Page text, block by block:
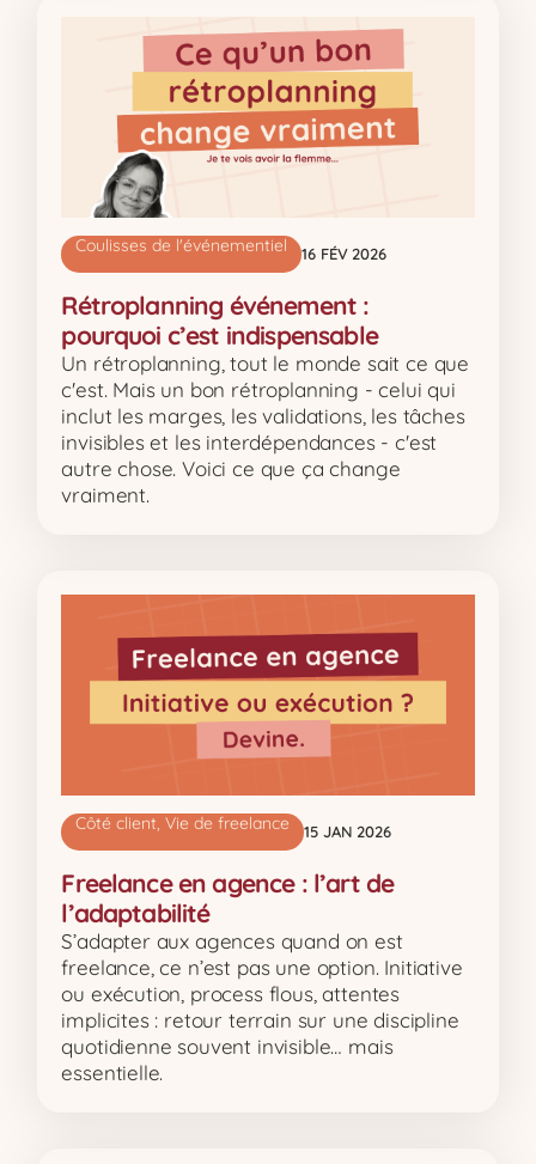
Coulisses de l'événementiel 16 FÉV 2026
Rétroplanning événement :
pourquoi c’est indispensable
Un rétroplanning, tout le monde sait ce que
c'est. Mais un bon rétroplanning - celui qui
inclut les marges, les validations, les tâches
invisibles et les interdépendances - c'est
autre chose. Voici ce que ça change
vraiment.
Côté client,Vie de freelance 15 JAN 2026
Freelance en agence : l’art de
l’adaptabilité
S’adapter aux agences quand on est
freelance, ce n’est pas une option. Initiative
ou exécution, process flous, attentes
implicites : retour terrain sur une discipline
quotidienne souvent invisible… mais
essentielle.